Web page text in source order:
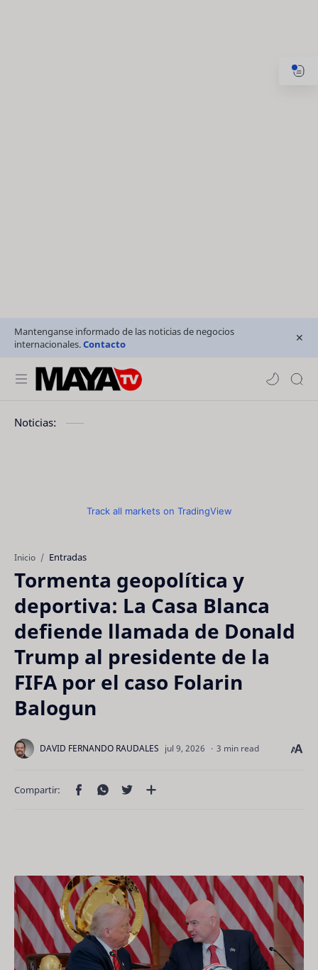
Mantenganse informado de las noticias de negocios
internacionales.Contacto
Noticias:
Track all markets on TradingView
Inicio Entradas
Tormenta geopolítica y
deportiva: La Casa Blanca
defiende llamada de Donald
Trump al presidente de la
FIFA por el caso Folarin
Balogun
3 min read